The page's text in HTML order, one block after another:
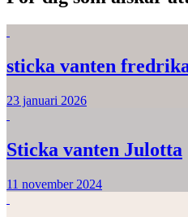
sticka vanten
23 januari 2026
Sticka vanten Julotta
11 november 2024